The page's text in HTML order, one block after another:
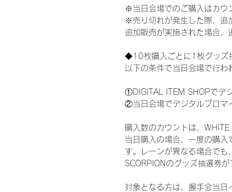
※当日会場でのご購入はカウ
※売り切れが発生した際、追
追加販売が実施された場合、
◆10枚購入ごとに1枚グッズ
以下の条件で当日会場で行わ
①DIGITAL ITEM SHOPでデ
②当日会場でデジタルブロマ
購入数のカウントは、
当日購入の場合、一度の購
す。レーンが異なる場合で
SCORPIONのグッズ抽選券
対象となる方は、握手会当日